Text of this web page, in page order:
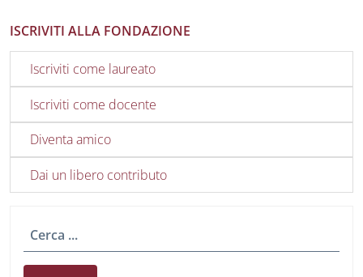
ISCRIVITI ALLA FONDAZIONE
Iscriviti come laureato
Iscriviti come docente
Diventa amico
Dai un libero contributo
Cerca